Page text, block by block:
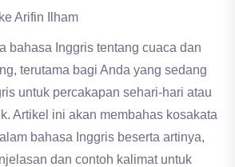
Arifin Ilham
bahasa Inggris tentang cuaca dan
terutama bagi Anda yang sedang
untuk percakapan sehari-hari atau
Artikel ini akan membahas kosakata
bahasa Inggris beserta artinya,
dan contoh kalimat untuk